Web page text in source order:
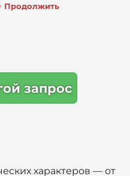
Продолжить
запрос
характеров — от